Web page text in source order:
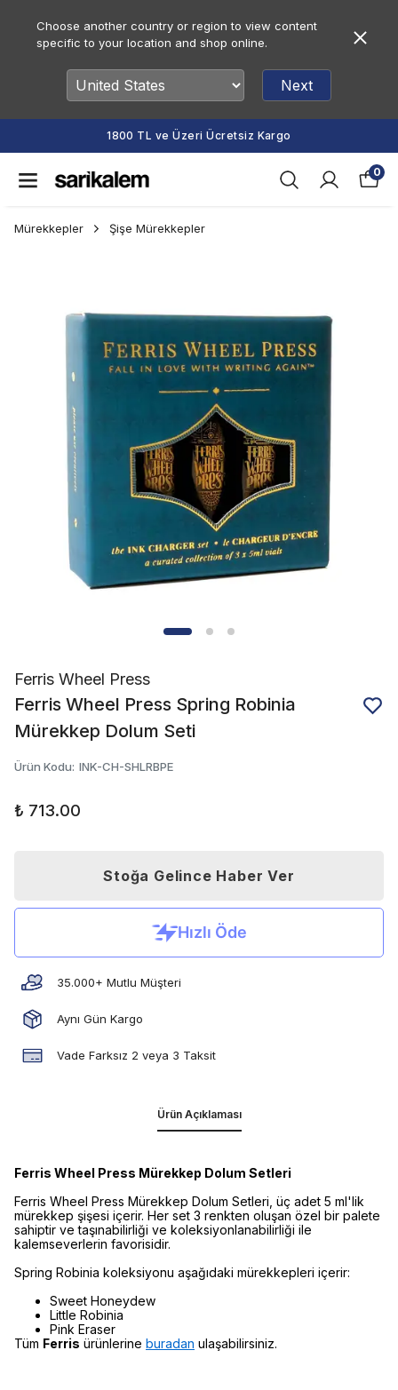
Choose another country or region to view content
specific to your location and shop online.
Next
1800 TL ve Üzeri Ücretsiz Kargo
0
Mürekkepler Şişe Mürekkepler
Ferris Wheel Press
Ferris Wheel Press Spring Robinia
Mürekkep Dolum Seti
Ürün Kodu: INK-CH-SHLRBPE
₺ 713.00
Stoğa Gelince Haber Ver
35.000+ Mutlu Müşteri
Aynı Gün Kargo
Vade Farksız 2 veya 3 Taksit
Ürün Açıklaması
Ferris Wheel Press Mürekkep Dolum Setleri
Ferris Wheel Press Mürekkep Dolum Setleri, üç adet 5 ml'lik
mürekkep şişesi içerir. Her set 3 renkten oluşan özel bir palete
sahiptir ve taşınabilirliği ve koleksiyonlanabilirliği ile
kalemseverlerin favorisidir.
Spring Robinia koleksiyonu aşağıdaki mürekkepleri içerir:
Sweet Honeydew
Little Robinia
Pink Eraser
Tüm Ferris ürünlerine buradan ulaşabilirsiniz.